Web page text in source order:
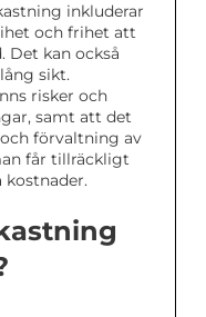
inkluderar
och frihet att
Det kan också
sikt.
risker och
samt att det
förvaltning av
får tillräckligt